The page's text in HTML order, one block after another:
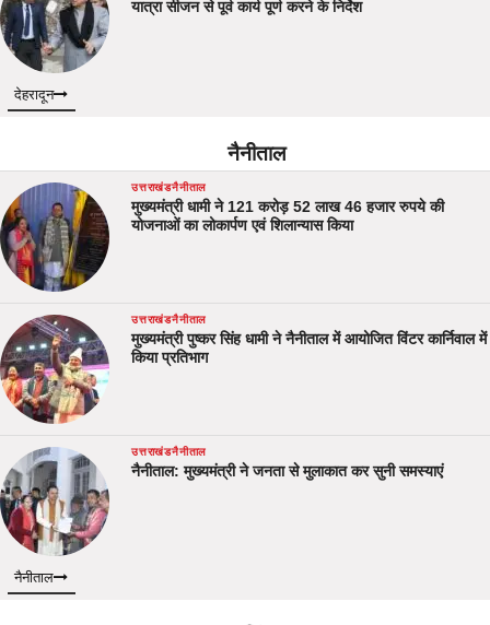
यात्रा सीजन से पूर्व कार्य पूर्ण करने के निर्देश
देहरादून
नैनीताल
उत्तराखंडनैनीताल
मुख्यमंत्री धामी ने 121 करोड़ 52 लाख 46 हजार रुपये की
योजनाओं का लोकार्पण एवं शिलान्यास किया
उत्तराखंडनैनीताल
मुख्यमंत्री पुष्कर सिंह धामी ने नैनीताल में आयोजित विंटर कार्निवाल में
किया प्रतिभाग
उत्तराखंडनैनीताल
नैनीताल: मुख्यमंत्री ने जनता से मुलाकात कर सुनी समस्याएं
नैनीताल